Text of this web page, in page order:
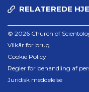
RELATEREDE
© 2026 Church of
Vilkår for brug
Cookie Policy
Regler for behandling af
Juridisk meddelelse